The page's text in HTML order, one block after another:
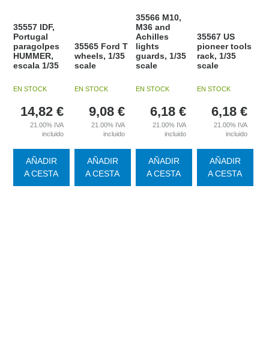
35557 IDF,
Portugal
paragolpes
HUMMER,
escala 1/35
EN STOCK
14,82 €
21.00% IVA
incluido
AÑADIR
A CESTA
35565 Ford T
wheels, 1/35
scale
EN STOCK
9,08 €
21.00% IVA
incluido
AÑADIR
A CESTA
35566 M10,
M36 and
Achilles
lights
guards, 1/35
scale
EN STOCK
6,18 €
21.00% IVA
incluido
AÑADIR
A CESTA
35567 US
pioneer tools
rack, 1/35
scale
EN STOCK
6,18 €
21.00% IVA
incluido
AÑADIR
A CESTA